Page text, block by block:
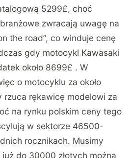
5299£, choć
zwracają uwagę na
the road”, co winduje cenę
gdy motocykl Kawasaki
około 8699£ . W
o motocyklu za około
rzuca rękawicę modelowi za
na rynku polskim ceny tego
w sektorze 46500-
rocznikach. Musimy
do 30000 złotych można